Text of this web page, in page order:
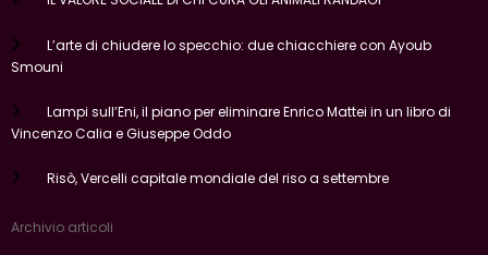
Smouni
Vincenzo Calia e Giuseppe Oddo